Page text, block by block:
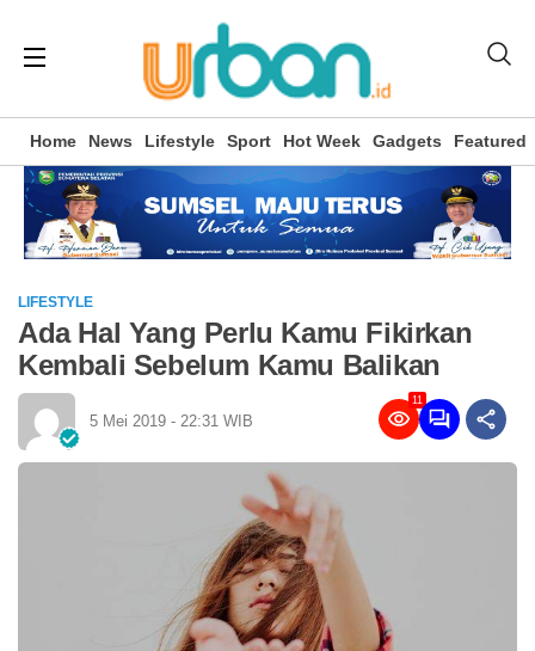
Home News Lifestyle Sport Hot Week Gadgets Featured
LIFESTYLE
Ada Hal Yang Perlu Kamu Fikirkan
Kembali Sebelum Kamu Balikan
5 Mei 2019 - 22:31 WIB
11